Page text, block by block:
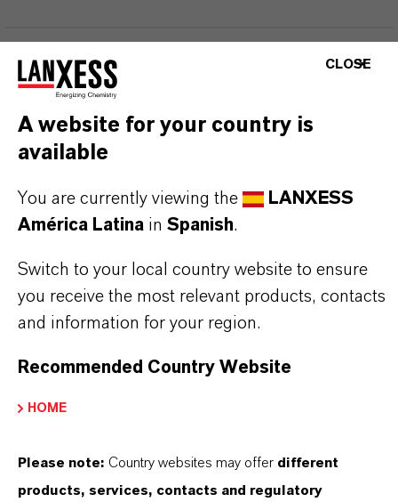
INFORMACIÓN SOBRE EL PRODUCTO
de producto
de Color
CLOSE
A website for your country is
available
You are currently viewing the
LANXESS
América Latina in Spanish.
Switch to your local country website to ensure
you receive the most relevant products, contacts
and information for your region.
Recommended Country Website
HOME
Please note: Country websites may offer different
products, services, contacts and regulatory